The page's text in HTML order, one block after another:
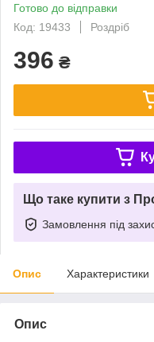
Готово до відправки
Код: 19433
Роздріб
396 ₴
Що таке купити з
Замовлення під
Опис Характеристики
Опис